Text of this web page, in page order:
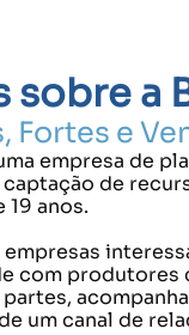
sobre a
Fortes e
empresa de
de
19 anos.
com produtores
um canal de